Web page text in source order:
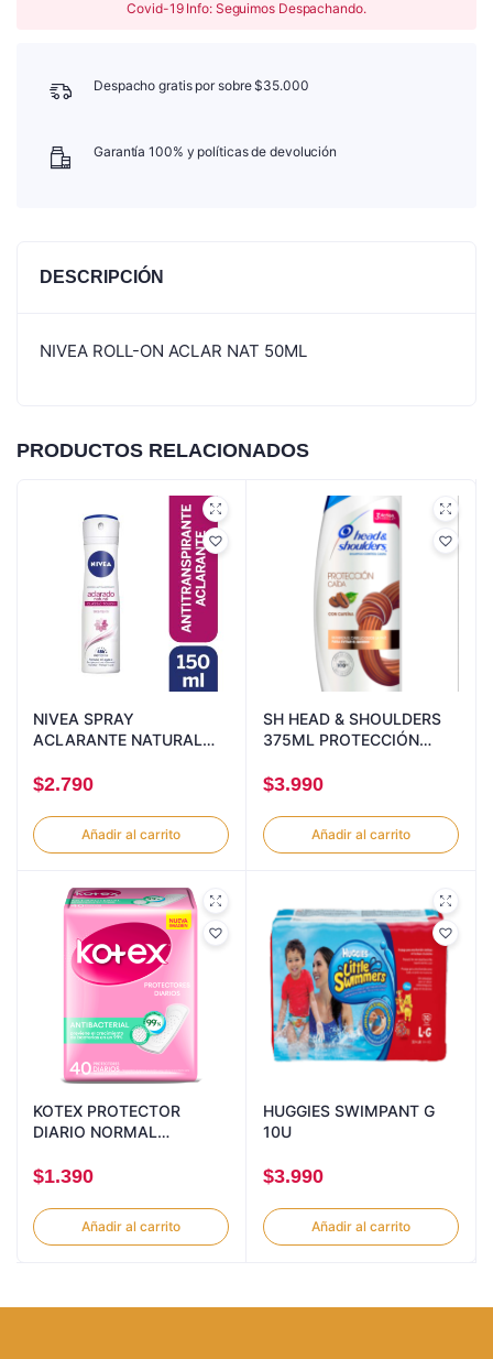
Covid-19 Info: Seguimos Despachando.
Despacho gratis por sobre $35.000
Garantía 100% y políticas de devolución
DESCRIPCIÓN
NIVEA ROLL-ON ACLAR NAT 50ML
PRODUCTOS RELACIONADOS
NIVEA SPRAY
ACLARANTE NATURAL
$2.790
Añadir al carrito
SH HEAD & SHOULDERS
375ML PROTECCIÓN
$3.990
Añadir al carrito
KOTEX PROTECTOR
DIARIO NORMAL
$1.390
Añadir al carrito
HUGGIES SWIMPANT G
10U
$3.990
Añadir al carrito